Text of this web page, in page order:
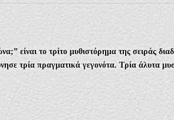
είναι το τρίτο μυθιστόρημα της σειράς
τρία πραγματικά γεγονότα. Τρία άλυτα